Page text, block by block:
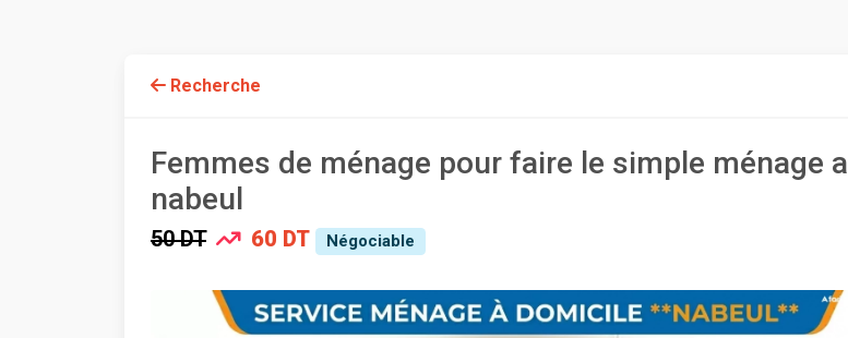
Recherche
Femmes de ménage pour faire le simple ménage a
nabeul
50 DT 60 DT Négociable